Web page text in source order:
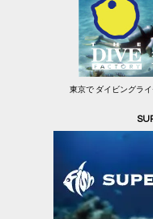
東京で ダイビングラ